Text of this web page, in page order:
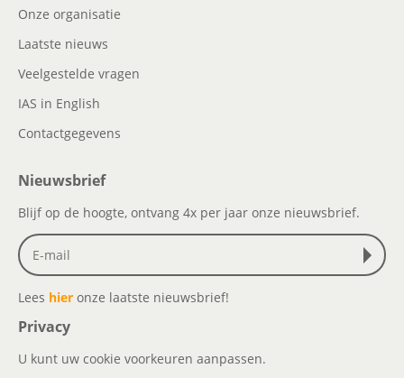
Onze organisatie
Laatste nieuws
Veelgestelde vragen
IAS in English
Contactgegevens
Nieuwsbrief
Blijf op de hoogte, ontvang 4x per jaar onze nieuwsbrief.
Lees hier onze laatste nieuwsbrief!
Privacy
U kunt uw cookie voorkeuren aanpassen.